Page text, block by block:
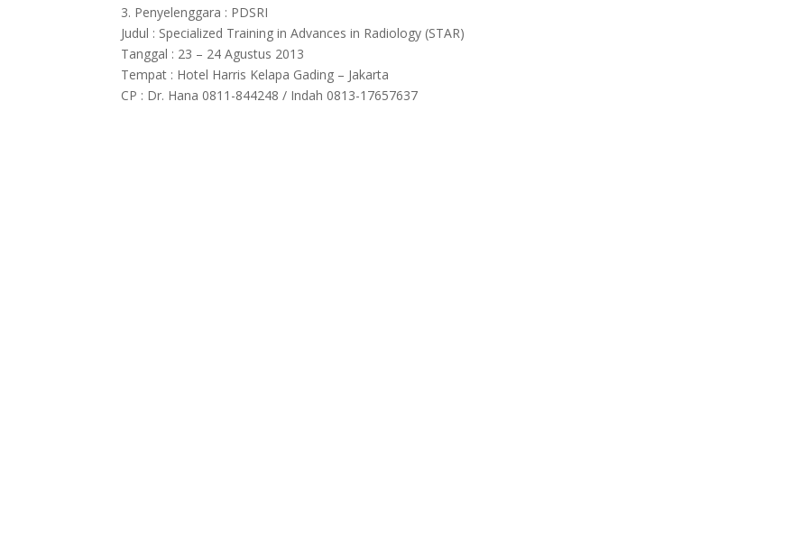
3. Penyelenggara : PDSRI
Judul : Specialized Training in Advances in Radiology (STAR)
Tanggal : 23 – 24 Agustus 2013
Tempat : Hotel Harris Kelapa Gading – Jakarta
CP : Dr. Hana 0811-844248 / Indah 0813-17657637